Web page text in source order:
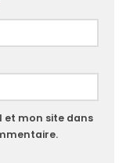
et mon site dans